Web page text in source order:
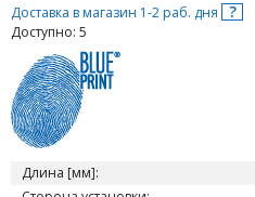
Доставка в магазин 1-2 раб. дня ?
Доступно: 5
Длина [мм]: